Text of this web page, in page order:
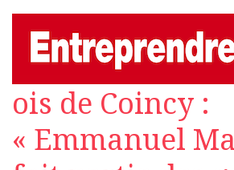
ois de Coincy :
« Emmanuel